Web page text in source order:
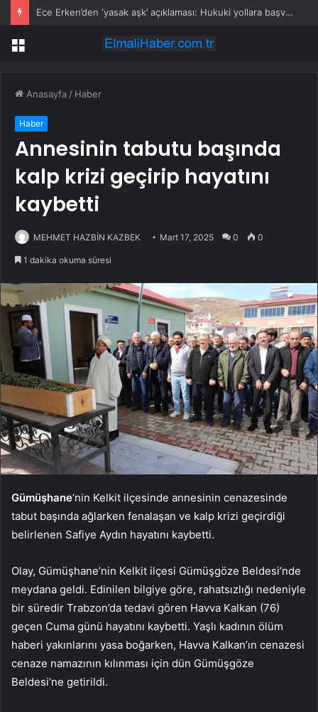
Ece Erken’den ‘yasak aşk’ açıklaması: Hukuki yollara başvuruyor
Menü
Anasayfa / Haber
Haber
Annesinin tabutu başında
kalp krizi geçirip hayatını
kaybetti
MEHMET HAZBİN KAZBEK Mart 17, 2025 0 0
1 dakika okuma süresi
Gümüşhane‘nin Kelkit ilçesinde annesinin cenazesinde
tabut başında ağlarken fenalaşan ve kalp krizi geçirdiği
belirlenen Safiye Aydın hayatını kaybetti.
Olay, Gümüşhane’nin Kelkit ilçesi Gümüşgöze Beldesi’nde
meydana geldi. Edinilen bilgiye göre, rahatsızlığı nedeniyle
bir süredir Trabzon’da tedavi gören Havva Kalkan (76)
geçen Cuma günü hayatını kaybetti. Yaşlı kadının ölüm
haberi yakınlarını yasa boğarken, Havva Kalkan’ın cenazesi
cenaze namazının kılınması için dün Gümüşgöze
Beldesi’ne getirildi.